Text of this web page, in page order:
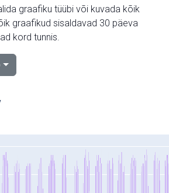
graafiku tüübi või kuvada kõik
graafikud sisaldavad 30 päeva
kord tunnis.